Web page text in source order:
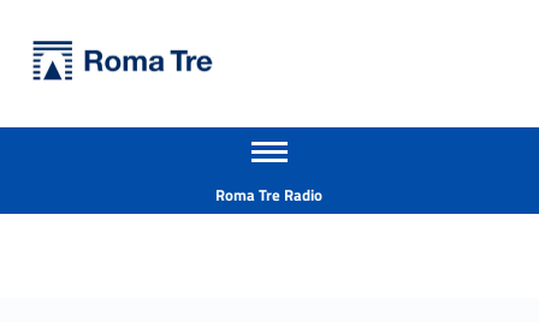
CHIARA DEVIRGILIIS - Università Roma Tre
Apri il menu secondario
Roma Tre Radio